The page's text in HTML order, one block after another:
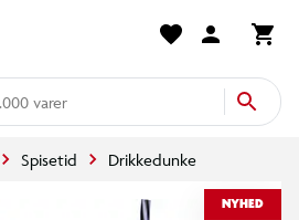
varer
Spisetid Drikkedunke
NYHED